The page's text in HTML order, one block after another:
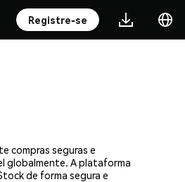
Registre-se
compras seguras e
globalmente. A plataforma
de forma segura e